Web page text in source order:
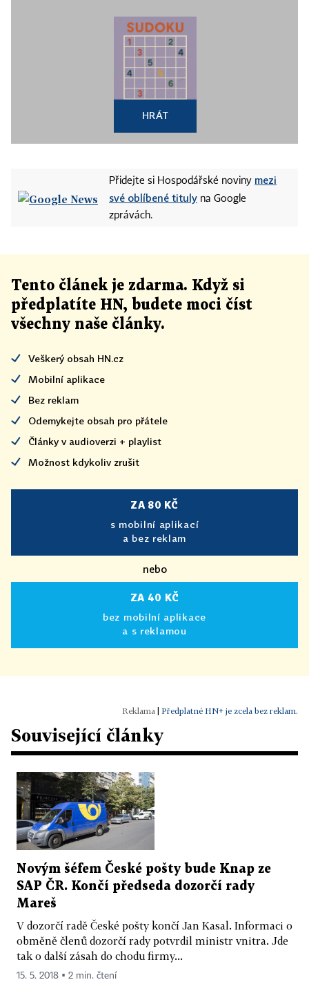
HRÁT
Přidejte si Hospodářské noviny mezi
své oblíbené tituly na Google
zprávách.
Tento článek je zdarma. Když si
předplatíte HN, budete moci číst
všechny naše články.
Veškerý obsah HN.cz
Mobilní aplikace
Bez reklam
Odemykejte obsah pro přátele
Články v audioverzi + playlist
Možnost kdykoliv zrušit
ZA 80 KČ
s mobilní aplikací
a bez reklam
nebo
ZA 40 KČ
bez mobilní aplikace
a s reklamou
Předplatné HN+ je zcela bez reklam.
Související články
Novým šéfem České pošty bude Knap ze
SAP ČR. Končí předseda dozorčí rady
Mareš
V dozorčí radě České pošty končí Jan Kasal. Informaci o
obměně členů dozorčí rady potvrdil ministr vnitra. Jde
tak o další zásah do chodu firmy...
15. 5. 2018 ▪ 2 min. čtení